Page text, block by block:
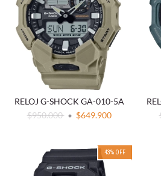
RELOJ G-SHOCK GA-010-5A
$950.000
$649.900
43% OFF